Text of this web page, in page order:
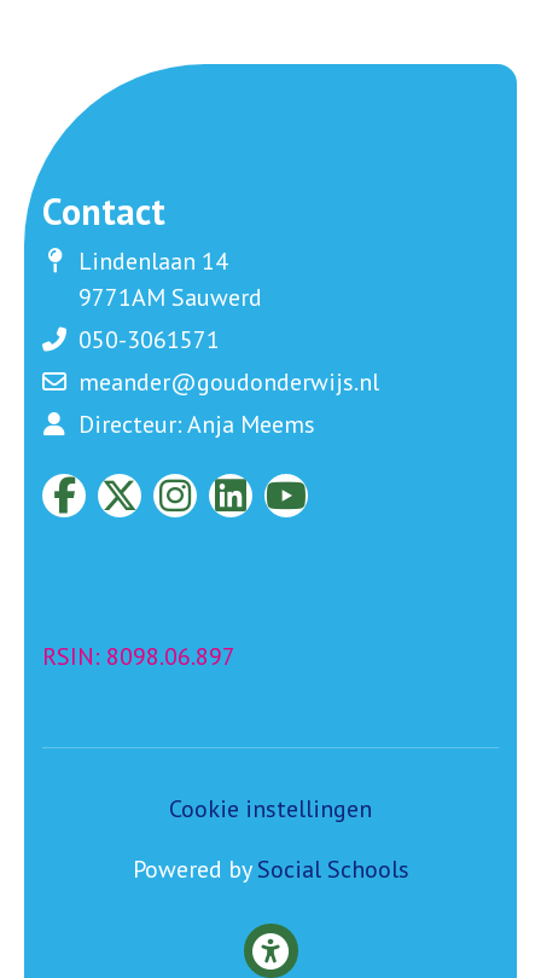
Contact
Lindenlaan 14
9771AM Sauwerd
050-3061571
meander@goudonderwijs.nl
Directeur: Anja Meems
RSIN: 8098.06.897
Cookie instellingen
Powered bySocial Schools